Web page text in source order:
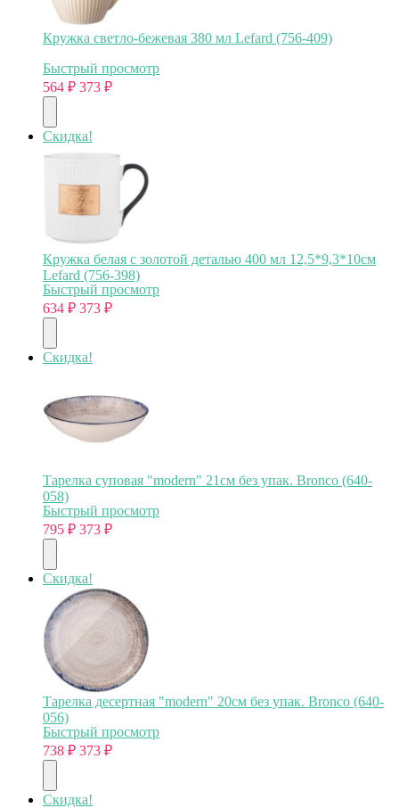
Кружка светло-бежевая 380 мл Lefard (756-409)
Быстрый просмотр
564 ₽ 373 ₽
Скидка!
Кружка белая с золотой деталью 400 мл 12,5*9,3*10см
Lefard (756-398)
Быстрый просмотр
634 ₽ 373 ₽
Скидка!
Тарелка суповая "modern" 21см без упак. Bronco (640-
058)
Быстрый просмотр
795 ₽ 373 ₽
Скидка!
Тарелка десертная "modern" 20см без упак. Bronco (640-
056)
Быстрый просмотр
738 ₽ 373 ₽
Скидка!